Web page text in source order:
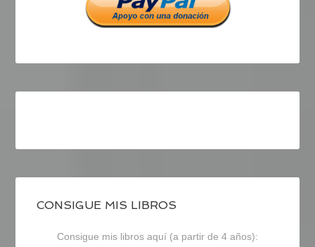
CONSIGUE MIS LIBROS
Consigue mis libros aquí (a partir de 4 años):